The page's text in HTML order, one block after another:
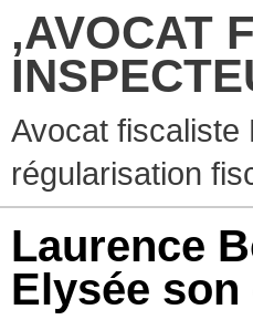
,AVOCAT
Avocat fiscaliste
régularisation
Laurence
Elysée